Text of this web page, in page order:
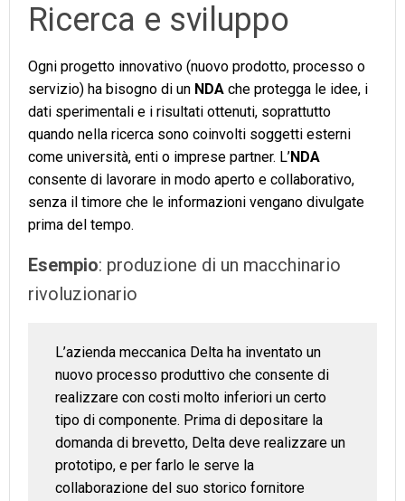
Ricerca e sviluppo
Ogni progetto innovativo (nuovo prodotto, processo o
servizio) ha bisogno di un NDA che protegga le idee, i
dati sperimentali e i risultati ottenuti, soprattutto
quando nella ricerca sono coinvolti soggetti esterni
come università, enti o imprese partner. L’NDA
consente di lavorare in modo aperto e collaborativo,
senza il timore che le informazioni vengano divulgate
prima del tempo.
Esempio: produzione di un macchinario
rivoluzionario
L’azienda meccanica Delta ha inventato un
nuovo processo produttivo che consente di
realizzare con costi molto inferiori un certo
tipo di componente. Prima di depositare la
domanda di brevetto, Delta deve realizzare un
prototipo, e per farlo le serve la
collaborazione del suo storico fornitore